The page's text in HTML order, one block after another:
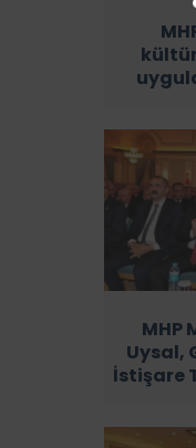
MHP
Uysal,
İstişare